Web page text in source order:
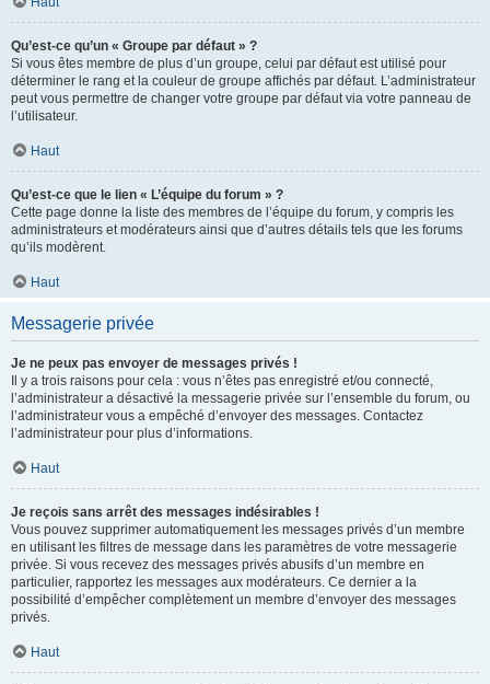
Qu’est-ce qu’un « Groupe par défaut » ?
Si vous êtes membre de plus d’un groupe, celui par défaut est utilisé pour
déterminer le rang et la couleur de groupe affichés par défaut. L’administrateur
peut vous permettre de changer votre groupe par défaut via votre panneau de
l’utilisateur.
Haut
Qu’est-ce que le lien « L’équipe du forum » ?
Cette page donne la liste des membres de l’équipe du forum, y compris les
administrateurs et modérateurs ainsi que d’autres détails tels que les forums
qu’ils modèrent.
Haut
Messagerie privée
Je ne peux pas envoyer de messages privés !
Il y a trois raisons pour cela : vous n’êtes pas enregistré et/ou connecté,
l’administrateur a désactivé la messagerie privée sur l’ensemble du forum, ou
l’administrateur vous a empêché d’envoyer des messages. Contactez
l’administrateur pour plus d’informations.
Haut
Je reçois sans arrêt des messages indésirables !
Vous pouvez supprimer automatiquement les messages privés d’un membre
en utilisant les filtres de message dans les paramètres de votre messagerie
privée. Si vous recevez des messages privés abusifs d’un membre en
particulier, rapportez les messages aux modérateurs. Ce dernier a la
possibilité d’empêcher complètement un membre d’envoyer des messages
privés.
Haut